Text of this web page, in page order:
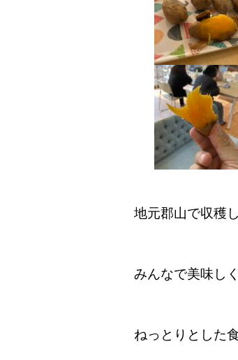
地元郡山で収穫
みんなで美味し
ねっとりとした